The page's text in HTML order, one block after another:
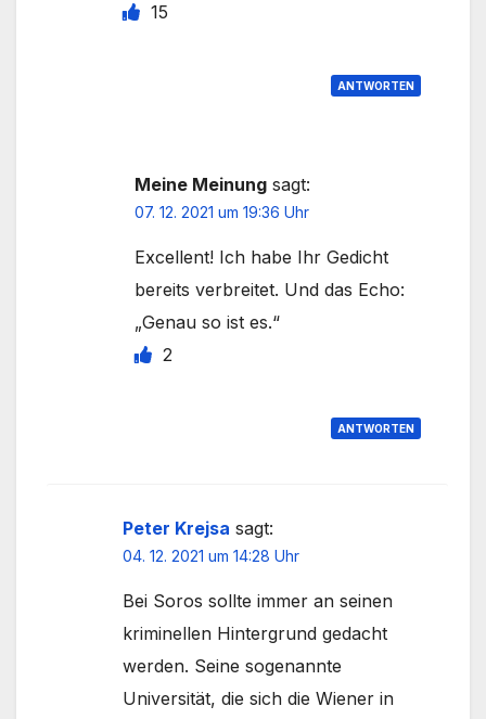
15
ANTWORTEN
Meine Meinung sagt:
07. 12. 2021 um 19:36 Uhr
Excellent! Ich habe Ihr Gedicht
bereits verbreitet. Und das Echo:
„Genau so ist es.“
2
ANTWORTEN
Peter Krejsa sagt:
04. 12. 2021 um 14:28 Uhr
Bei Soros sollte immer an seinen
kriminellen Hintergrund gedacht
werden. Seine sogenannte
Universität, die sich die Wiener in